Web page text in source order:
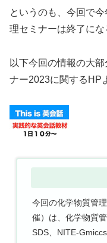
というのも、今回で
理セミナーは終了にな
以下今回の情報の大
ナー2023に関するHP
今回の化学物質管
催）は、化学物質
SDS、NITE-Gmiccs